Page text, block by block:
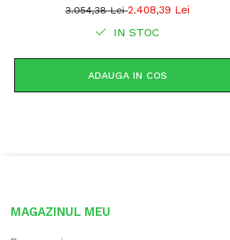
3.054,38 Lei2.408,39 Lei
IN STOC
ADAUGA IN COS
MAGAZINUL MEU